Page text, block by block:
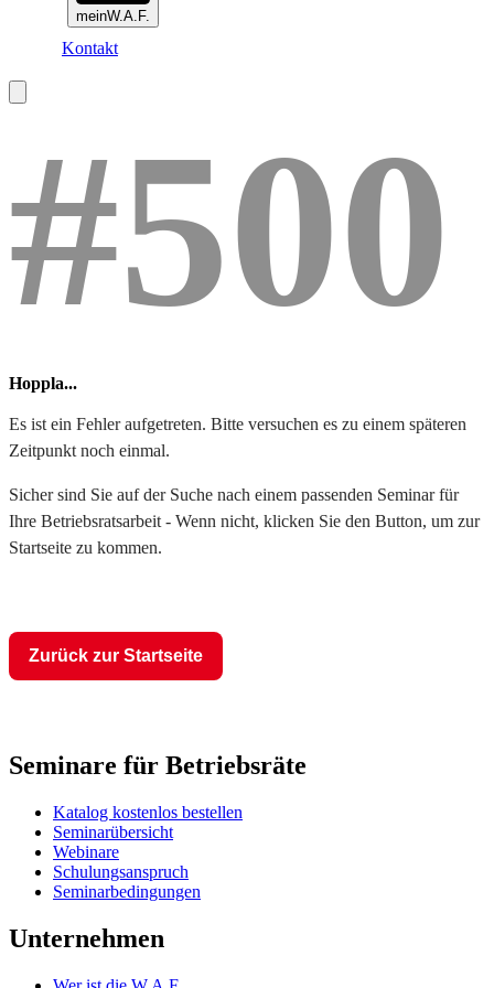
meinW.A.F.
Kontakt
#500
Hoppla...
Es ist ein Fehler aufgetreten. Bitte versuchen es zu einem späteren
Zeitpunkt noch einmal.
Sicher sind Sie auf der Suche nach einem passenden Seminar für
Ihre Betriebsratsarbeit - Wenn nicht, klicken Sie den Button, um zur
Startseite zu kommen.
Zurück zur Startseite
Seminare für Betriebsräte
Katalog kostenlos bestellen
Seminarübersicht
Webinare
Schulungsanspruch
Seminarbedingungen
Unternehmen